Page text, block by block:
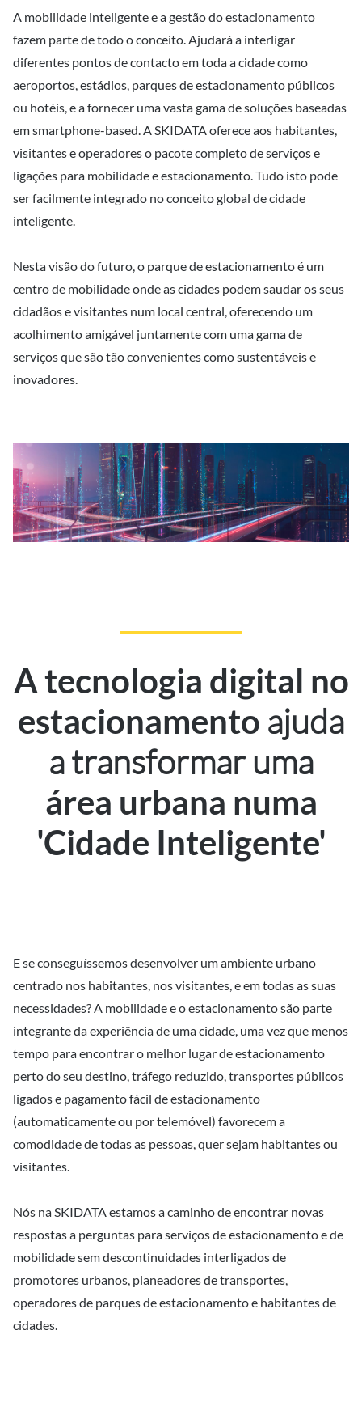
A mobilidade inteligente e a gestão do estacionamento
fazem parte de todo o conceito. Ajudará a interligar
diferentes pontos de contacto em toda a cidade como
aeroportos, estádios, parques de estacionamento públicos
ou hotéis, e a fornecer uma vasta gama de soluções baseadas
em smartphone-based. A SKIDATA oferece aos habitantes,
visitantes e operadores o pacote completo de serviços e
ligações para mobilidade e estacionamento. Tudo isto pode
ser facilmente integrado no conceito global de cidade
inteligente.
Nesta visão do futuro, o parque de estacionamento é um
centro de mobilidade onde as cidades podem saudar os seus
cidadãos e visitantes num local central, oferecendo um
acolhimento amigável juntamente com uma gama de
serviços que são tão convenientes como sustentáveis e
inovadores.
A tecnologia digital no
estacionamento ajuda
a transformar uma
área urbana numa
'Cidade Inteligente'
E se conseguíssemos desenvolver um ambiente urbano
centrado nos habitantes, nos visitantes, e em todas as suas
necessidades? A mobilidade e o estacionamento são parte
integrante da experiência de uma cidade, uma vez que menos
tempo para encontrar o melhor lugar de estacionamento
perto do seu destino, tráfego reduzido, transportes públicos
ligados e pagamento fácil de estacionamento
(automaticamente ou por telemóvel) favorecem a
comodidade de todas as pessoas, quer sejam habitantes ou
visitantes.
Nós na SKIDATA estamos a caminho de encontrar novas
respostas a perguntas para serviços de estacionamento e de
mobilidade sem descontinuidades interligados de
promotores urbanos, planeadores de transportes,
operadores de parques de estacionamento e habitantes de
cidades.